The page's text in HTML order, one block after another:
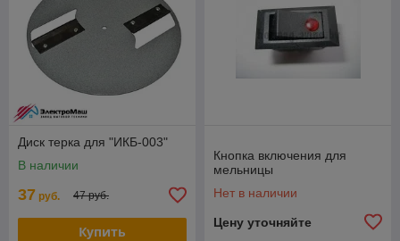
Диск терка для "ИКБ-003"
В наличии
37 руб. 47 руб.
Купить
Кнопка включения для
мельницы
Нет в наличии
Цену уточняйте